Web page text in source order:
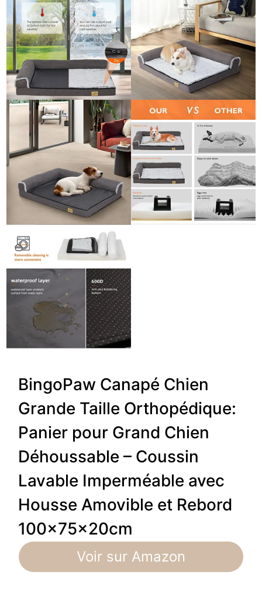
BingoPaw Canapé Chien
Grande Taille Orthopédique:
Panier pour Grand Chien
Déhoussable – Coussin
Lavable Imperméable avec
Housse Amovible et Rebord
100x75x20cm
Voir sur Amazon